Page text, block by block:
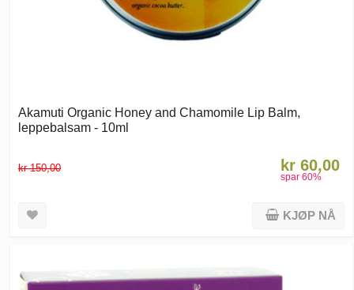
Akamuti Organic Honey and Chamomile Lip Balm,
leppebalsam - 10ml
kr 150,00 kr 60,00
spar 60%
KJØP NÅ